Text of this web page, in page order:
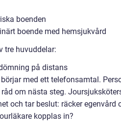
boenden
boende med hemsjukvård
tre huvuddelar:
på distans
med ett telefonsamtal.
om nästa steg.
och tar beslut: räcker
kopplas in?